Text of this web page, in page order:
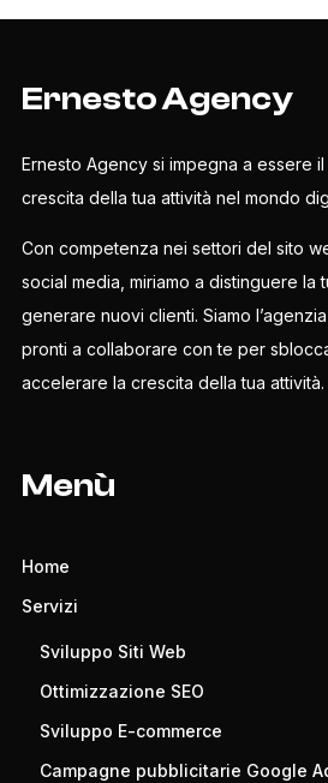
Ernesto Agency
Ernesto Agency si impegna a essere
crescita della tua attività nel mondo
Con competenza nei settori del sito
social media, miriamo a distinguere la
generare nuovi clienti. Siamo
pronti a collaborare con te per
accelerare la crescita della tua attività.
Menù
Home
Servizi
Sviluppo Siti Web
Ottimizzazione SEO
Sviluppo E-commerce
Campagne pubblicitarie Google